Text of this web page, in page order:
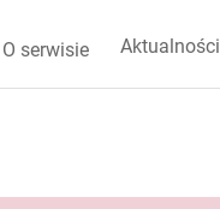
O serwisie Aktualności